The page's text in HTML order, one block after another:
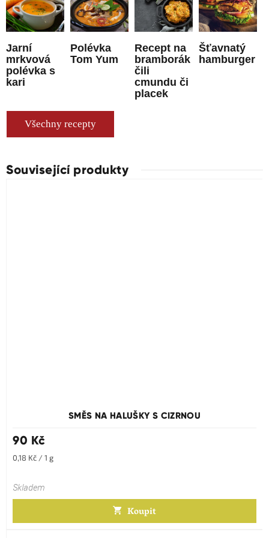
Související produkty
SMĚS NA HALUŠKY S CIZRNOU
5,0
z
5
90 Kč
Měrná
0,18 Kč / 1 g
Skladem
Koupit
Jarní
mrkvová
polévka s
kari
Polévka
Tom Yum
Recept na
bramborák
čili
cmundu či
placek
Šťavnatý
hamburger
Všechny recepty